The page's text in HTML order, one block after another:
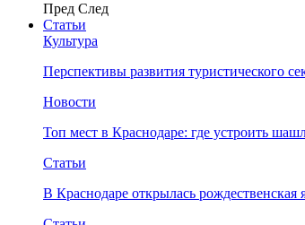
Пред След
Статьи
Культура
Перспективы развития туристического
Новости
Топ мест в Краснодаре: где устроить
Статьи
В Краснодаре открылась